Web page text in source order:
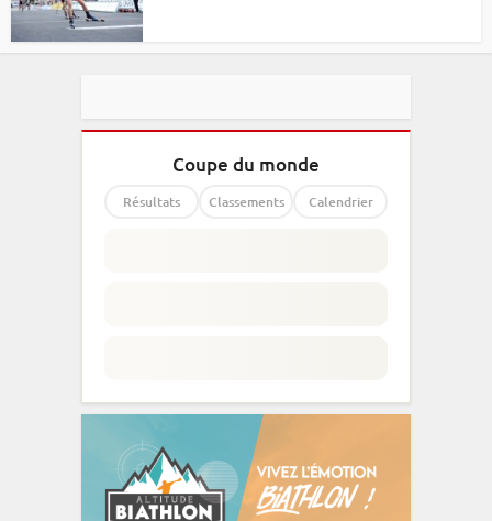
Coupe du monde
Résultats Classements Calendrier